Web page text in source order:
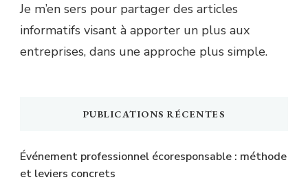
Je m’en sers pour partager des articles
informatifs visant à apporter un plus aux
entreprises, dans une approche plus simple.
PUBLICATIONS RÉCENTES
Événement professionnel écoresponsable : méthode
et leviers concrets